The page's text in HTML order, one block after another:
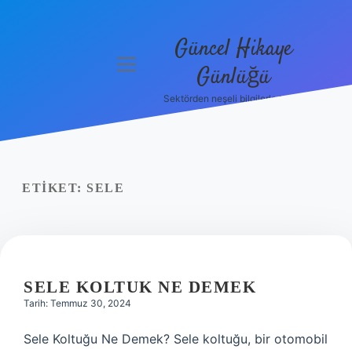
menüyü
Güncel Hikaye
Günlüğü
Sektörden neşeli bilgilerle tanış!
ETIKET: SELE
SELE KOLTUK NE DEMEK
Tarih: Temmuz 30, 2024
Sele Koltuğu Ne Demek? Sele koltuğu, bir otomobil